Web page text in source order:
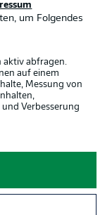
um Folgendes
aktiv abfragen.
auf einem
Messung von
Verbesserung